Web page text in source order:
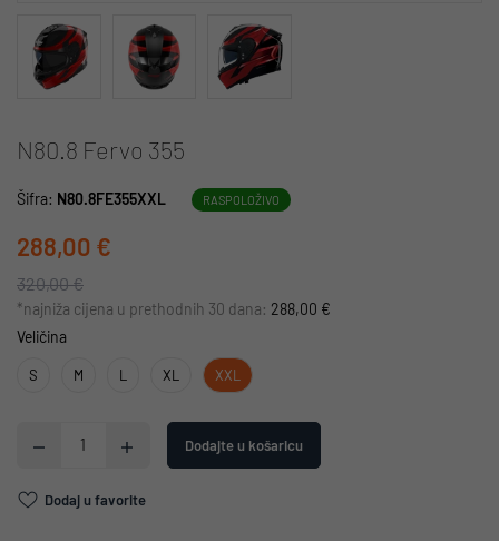
N80.8 Fervo 355
Šifra: N80.8FE355XXL RASPOLOŽIVO
288,00 €
320,00 €
*najniža cijena u prethodnih 30 dana: 288,00 €
Veličina
S M L XL XXL
Dodajte u košaricu
Dodaj u favorite